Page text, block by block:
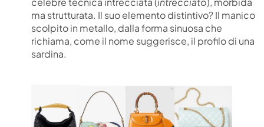
ma strutturata. Il suo elemento distintivo? Il manico
scolpito in metallo, dalla forma sinuosa che
richiama, come il nome suggerisce, il profilo di una
sardina.